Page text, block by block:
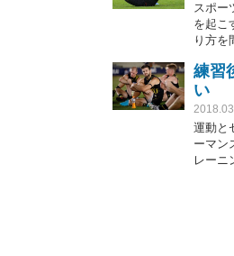
スポー
を起こ
り方を
藤井瑞
練習
い
運動と
ーマン
レーニ